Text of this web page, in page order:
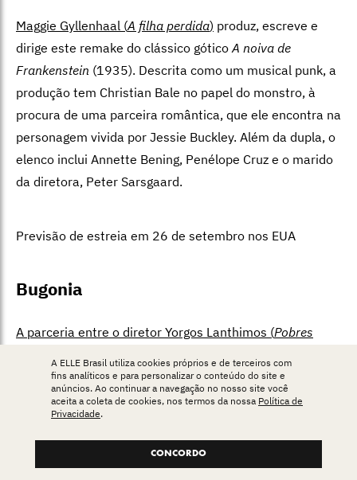
Maggie Gyllenhaal (A filha perdida) produz, escreve e
dirige este remake do clássico gótico A noiva de
Frankenstein (1935). Descrita como um musical punk, a
produção tem Christian Bale no papel do monstro, à
procura de uma parceira romântica, que ele encontra na
personagem vivida por Jessie Buckley. Além da dupla, o
elenco inclui Annette Bening, Penélope Cruz e o marido
da diretora, Peter Sarsgaard.
Previsão de estreia em 26 de setembro nos EUA
Bugonia
A parceria entre o diretor Yorgos Lanthimos (Pobres
filme. A trama, que também inclui Jesse Plemons (
de gentileza), acompanha duas pessoas obcecados por
conspirações que sequestram o CEO de uma grande
empresa, convencidos de que ele é um alienígena que
foi enviado para destruir o planeta Terra.
A ELLE Brasil utiliza cookies próprios e de terceiros com
fins analíticos e para personalizar o conteúdo do site e
anúncios. Ao continuar a navegação no nosso site você
aceita a coleta de cookies, nos termos da nossa Política de
Privacidade.
CONCORDO